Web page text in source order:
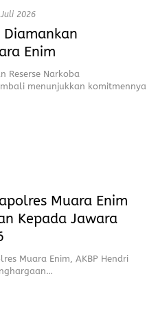
2026
Diamankan
Enim
Reserse Narkoba
menunjukkan komitmennya
Muara Enim
Kepada Jawara
Muara Enim, AKBP Hendri